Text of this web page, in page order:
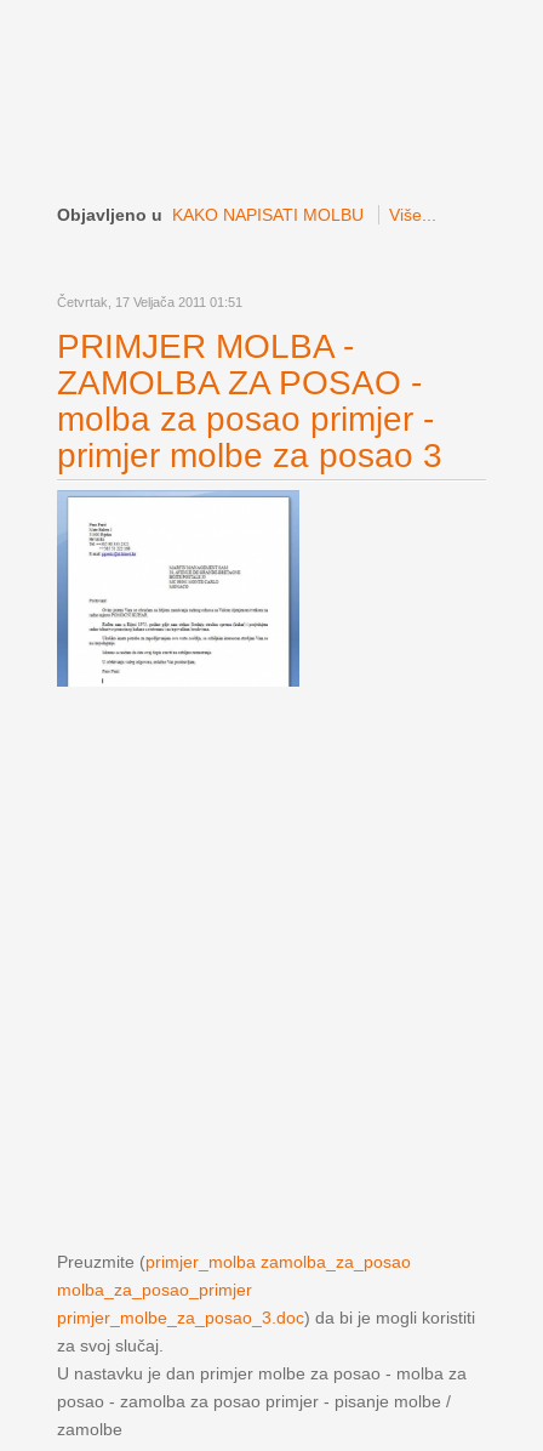
Objavljeno u KAKO NAPISATI MOLBU Više...
Četvrtak, 17 Veljača 2011 01:51
PRIMJER MOLBA -
ZAMOLBA ZA POSAO -
molba za posao primjer -
primjer molbe za posao 3
Preuzmite (primjer_molba zamolba_za_posao
molba_za_posao_primjer
primjer_molbe_za_posao_3.doc) da bi je mogli koristiti
za svoj slučaj.
U nastavku je dan primjer molbe za posao - molba za
posao - zamolba za posao primjer - pisanje molbe /
zamolbe